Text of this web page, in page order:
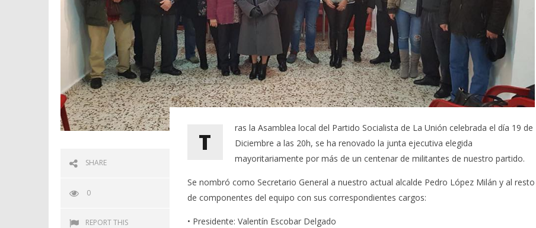
SHARE
0
REPORT THIS
T
ras la Asamblea local del Partido Socialista de La Unión celebrada el día 19 de
Diciembre a las 20h, se ha renovado la junta ejecutiva elegida
mayoritariamente por más de un centenar de militantes de nuestro partido.
Se nombró como Secretario General a nuestro actual alcalde Pedro López Milán y al resto
de componentes del equipo con sus correspondientes cargos:
• Presidente: Valentín Escobar Delgado